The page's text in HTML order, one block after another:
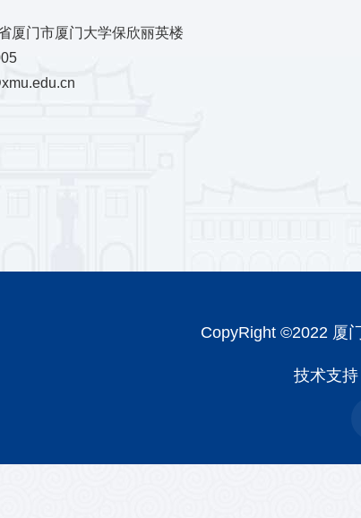
厦门市厦门大学保欣丽英楼
CopyRight ©2022 厦
技术支